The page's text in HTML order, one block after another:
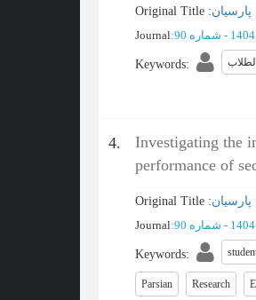
Original Title :
Journal:
Keywords: الطلاب
4.
Investigating the
performance of
Original Title :
Journal:
Keywords:
Parsian Research